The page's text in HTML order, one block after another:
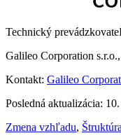
Technický
Galileo Corporation
Kontakt: Galileo
Posledná aktualizácia:
Zmena vzhľadu,